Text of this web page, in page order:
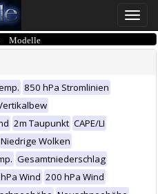
Toggle
850 hPa Stromlinien
2m Taupunkt CAPE/LI
Niedrige Wolken
Gesamtniederschlag
Wind 200 hPa Wind